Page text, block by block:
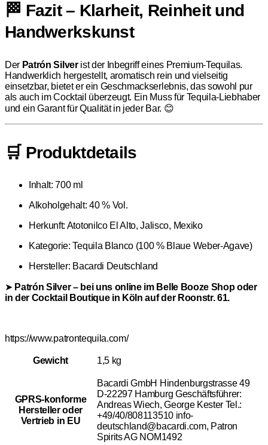
🏁 Fazit – Klarheit, Reinheit und
Handwerkskunst
Der Patrón Silverist der Inbegriff eines Premium-Tequilas.
Handwerklich hergestellt, aromatisch rein und vielseitig
einsetzbar, bietet er ein Geschmackserlebnis, das sowohl pur
als auch im Cocktail überzeugt. Ein Muss für Tequila-Liebhaber
und ein Garant für Qualität in jeder Bar. 😊
🛒 Produktdetails
Inhalt: 700 ml
Alkoholgehalt: 40 % Vol.
Herkunft: Atotonilco El Alto, Jalisco, Mexiko
Kategorie: Tequila Blanco (100 % Blaue Weber-Agave)
Hersteller: Bacardi Deutschland
➤ Patrón Silver – bei uns online im Belle Booze Shop oder
in der Cocktail Boutique in Köln auf der Roonstr. 61.
https://www.patrontequila.com/
Gewicht 1,5 kg
GPRS-konforme
Hersteller oder
Vertrieb in EU
Bacardi GmbH Hindenburgstrasse 49
D-22297 Hamburg Geschäftsführer:
Andreas Wiech, George Kester Tel.:
+49/40/808113510 info-
deutschland@bacardi.com, Patron
Spirits AG NOM1492